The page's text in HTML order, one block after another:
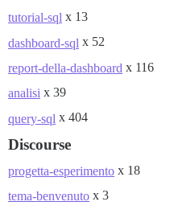
tutorial-sql x 13
dashboard-sql x 52
report-della-dashboard x 116
analisi x 39
query-sql x 404
Discourse
progetta-esperimento x 18
tema-benvenuto x 3